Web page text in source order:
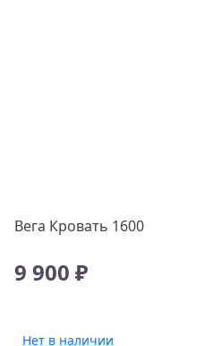
Вега Кровать 1600
9 900 ₽
Нет в наличии